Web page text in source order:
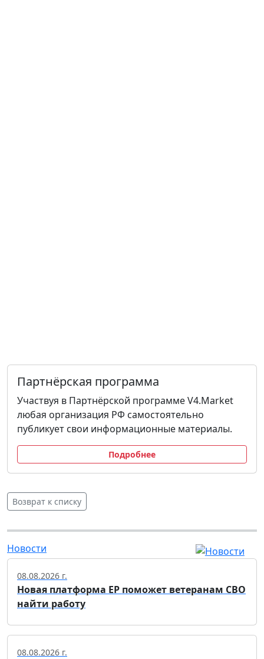
Партнёрская программа
Участвуя в Партнёрской программе V4.Market
любая организация РФ самостоятельно
публикует свои информационные материалы.
Подробнее
Возврат к списку
Новости
08.08.2026 г.
Новая платформа ЕР поможет ветеранам СВО
найти работу
08.08.2026 г.